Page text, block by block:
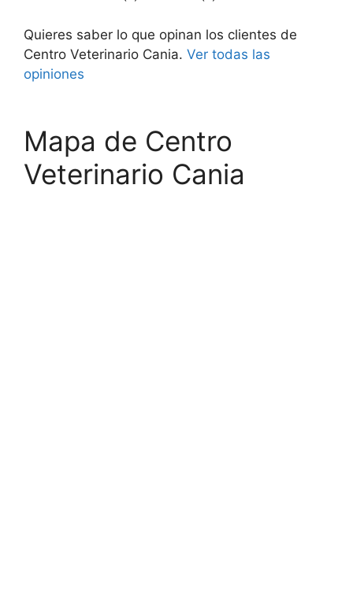
Quieres saber lo que opinan los clientes de
Centro Veterinario Cania. Ver todas las
opiniones
Mapa de Centro
Veterinario Cania